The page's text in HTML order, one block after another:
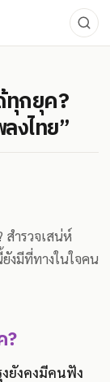
ทุกยุค?
งไทย”
สำรวจเสน่ห์
งมีที่ทางในใจคน
?
ยังคงมีคนฟัง